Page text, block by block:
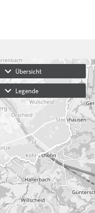
Übersicht
Legende